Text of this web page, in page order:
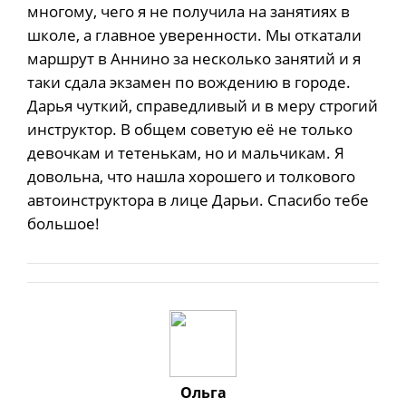
многому, чего я не получила на занятиях в
школе, а главное уверенности. Мы откатали
маршрут в Аннино за несколько занятий и я
таки сдала экзамен по вождению в городе.
Дарья чуткий, справедливый и в меру строгий
инструктор. В общем советую её не только
девочкам и тетенькам, но и мальчикам. Я
довольна, что нашла хорошего и толкового
автоинструктора в лице Дарьи. Спасибо тебе
большое!
Ольга